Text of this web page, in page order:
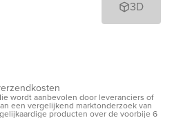
3D
wordt aanbevolen door leveranciers of
een vergelijkend marktonderzoek van
producten over de voorbije 6